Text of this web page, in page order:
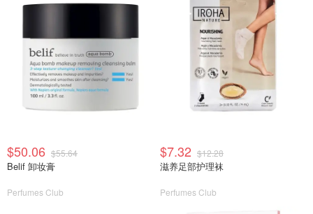
$50.06 $55.64
Belif 卸妆膏
Perfumes Club
$7.32 $12.28
滋养足部护理袜
Perfumes Club